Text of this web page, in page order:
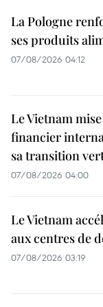
La Pologne
ses produits
07/08/2026 04:12
Le Vietnam
financier
sa transition
07/08/2026 04:00
Le Vietnam
aux centres de
07/08/2026 03:19